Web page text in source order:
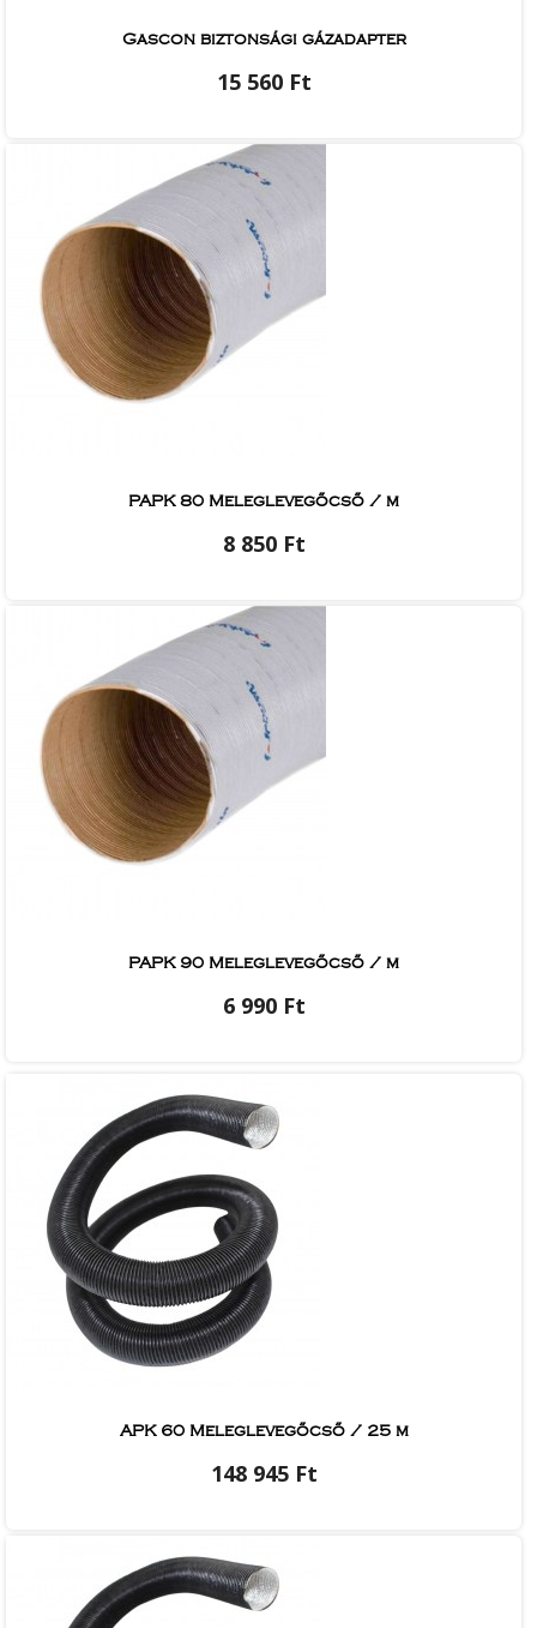
Gascon biztonsági gázadapter
15 560 Ft
PAPK 80 Meleglevegőcső / m
8 850 Ft
PAPK 90 Meleglevegőcső / m
6 990 Ft
APK 60 Meleglevegőcső / 25 m
148 945 Ft